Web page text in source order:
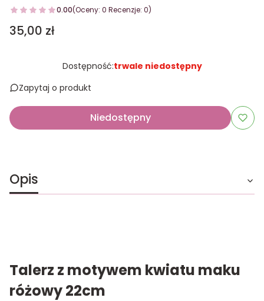
0.00(Oceny: 0 Recenzje: 0)
Cena
35,00 zł
Dostępność:trwale niedostępny
Zapytaj o produkt
Niedostępny
Opis
Talerz z motywem kwiatu maku
różowy 22cm